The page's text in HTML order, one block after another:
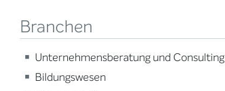
Branchen
Unternehmensberatung und Consulting
Bildungswesen